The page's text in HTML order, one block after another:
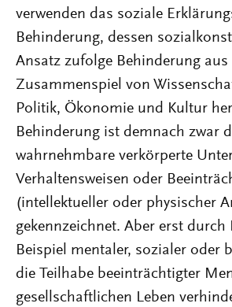
verwenden das soziale
Behinderung, dessen
Ansatz zufolge Behinderung aus
Zusammenspiel von
Politik, Ökonomie und Kultur
Behinderung ist demnach zwar
wahrnehmbare verkörperte
Verhaltensweisen oder
(intellektueller oder physischer
gekennzeichnet. Aber erst durch
Beispiel mentaler, sozialer oder
die Teilhabe beeinträchtigter
gesellschaftlichen Leben